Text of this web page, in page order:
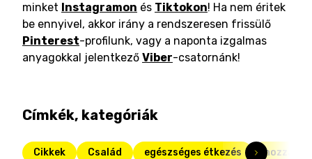
minket Instagramon és Tiktokon! Ha nem éritek
be ennyivel, akkor irány a rendszeresen frissülő
Pinterest-profilunk, vagy a naponta izgalmas
anyagokkal jelentkező Viber-csatornánk!
Címkék, kategóriák
Cikkek Család egészséges étkezés